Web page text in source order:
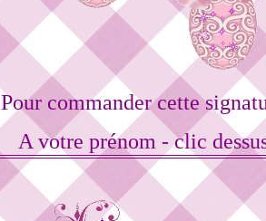
Pour commander cette
A votre prénom - clic